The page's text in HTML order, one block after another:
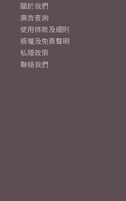
關於我們
廣告查詢
使用條款及細則
版權及免責聲明
私隱政策
聯絡我們